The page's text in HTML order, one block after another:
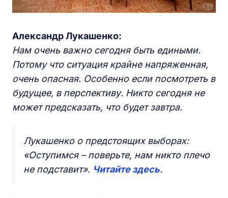
Александр Лукашенко:
Нам очень важно сегодня быть едиными.
Потому что ситуация крайне напряженная,
очень опасная. Особенно если посмотреть в
будущее, в перспективу. Никто сегодня не
может предсказать, что будет завтра.
Лукашенко о предстоящих выборах:
«Оступимся – поверьте, нам никто плечо
не подставит». Читайте здесь.